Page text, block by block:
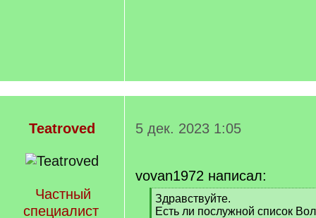
Teatroved
Частный
специалист
5 дек. 2023 1:05
vovan1972 написал:
[
q
Здравствуйте.
Есть ли послужной список